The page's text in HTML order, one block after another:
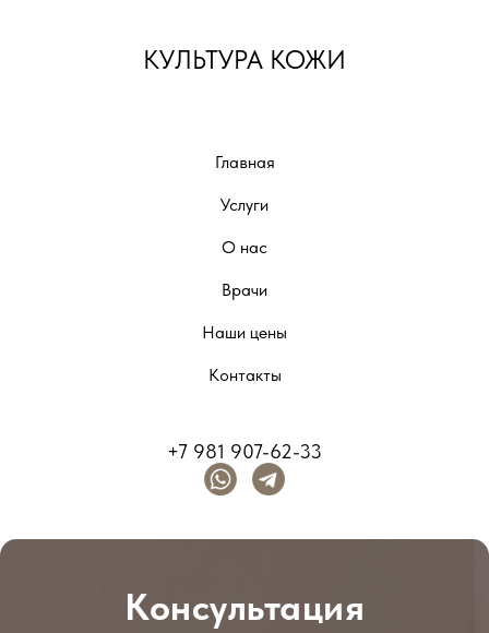
КУЛЬТУРА КОЖИ
Главная
Услуги
О нас
Врачи
Наши цены
Контакты
+7 981 907-62-33
Консультация